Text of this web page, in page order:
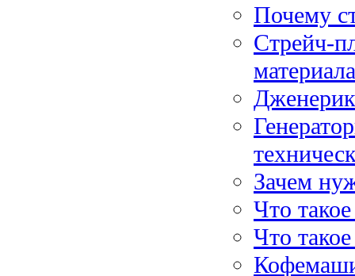
Почему
Стрейч-
материала
Зачем
Что
Что